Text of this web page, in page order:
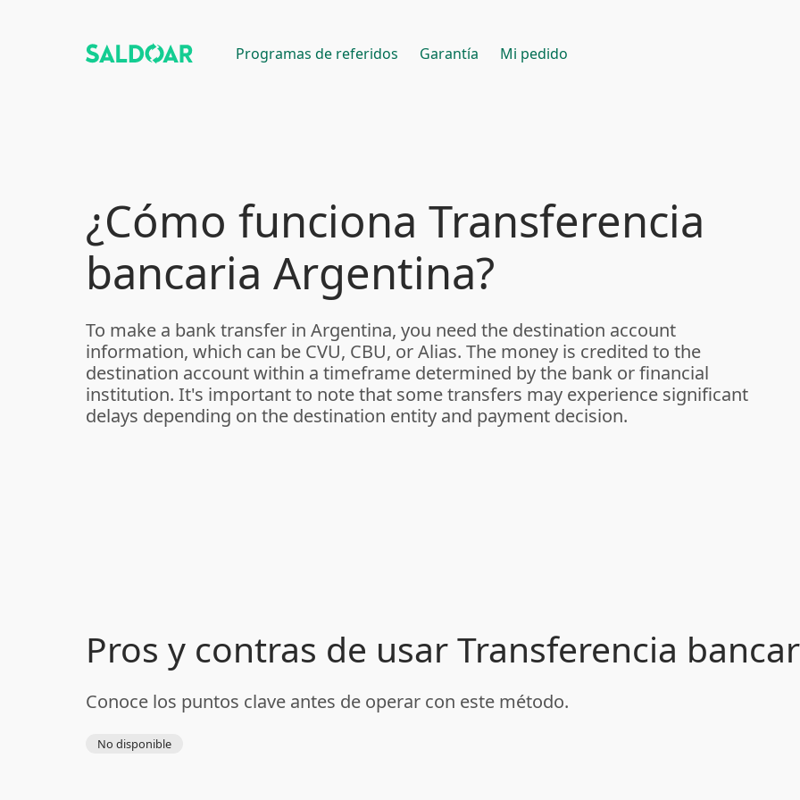
Programas de referidos Garantía Mi pedido
¿Cómo funciona Transferencia
bancaria Argentina?
To make a bank transfer in Argentina, you need the destination account
information, which can be CVU, CBU, or Alias. The money is credited to the
destination account within a timeframe determined by the bank or financial
institution. It's important to note that some transfers may experience significant
delays depending on the destination entity and payment decision.
Pros y contras de usar Transferencia
Conoce los puntos clave antes de operar con este método.
No disponible